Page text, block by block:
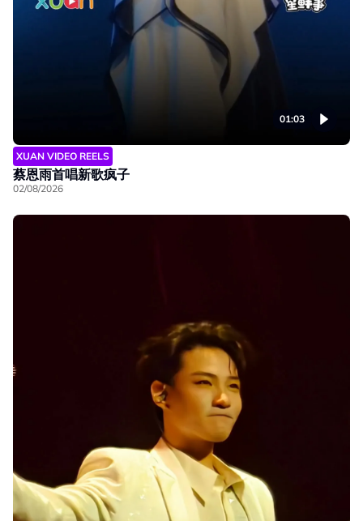
01:03
XUAN VIDEO REELS
蔡恩雨首唱新歌疯子
02/08/2026